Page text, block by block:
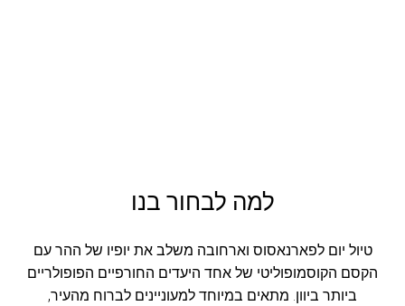
למה לבחור בנו
טיול יום לפארנאסוס וארחובה משלב את יופיו של ההר עם
הקסם הקוסמופוליטי של אחד היעדים החורפיים הפופולריים
ביותר ביוון. מתאים במיוחד למעוניינים לברוח מהעיר,